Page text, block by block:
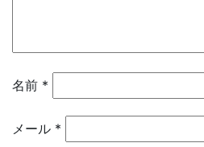
名前 *
メール *